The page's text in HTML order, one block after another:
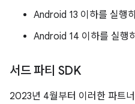
Android 13 이하를 실행
Android 14 이하를 실행
서드 파티 SDK
2023년 4월부터 이러한 파트